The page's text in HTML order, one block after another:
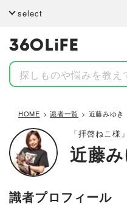
select
HOME 識者一覧 近藤みゆき
「拝啓ねこ様
近藤
識者プロフィール